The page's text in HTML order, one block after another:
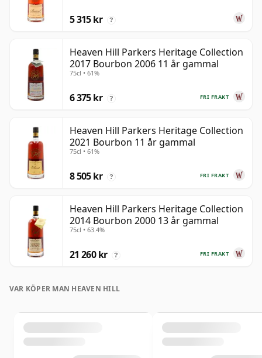
5 315 kr ?
Heaven Hill Parkers Heritage Collection
2017 Bourbon 2006 11 år gammal
75cl • 61%
FRI FRAKT
6 375 kr ?
Heaven Hill Parkers Heritage Collection
2021 Bourbon 11 år gammal
75cl • 61%
FRI FRAKT
8 505 kr ?
Heaven Hill Parkers Heritage Collection
2014 Bourbon 2000 13 år gammal
75cl • 63.4%
FRI FRAKT
21 260 kr ?
VAR KÖPER MAN HEAVEN HILL